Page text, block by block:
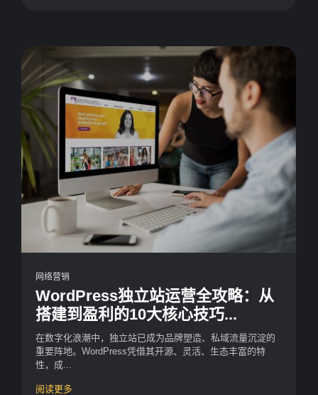
网络营销
WordPress独立站运营全攻略：从
搭建到盈利的10大核心技巧...
在数字化浪潮中，独立站已成为品牌塑造、私域流量沉淀的
重要阵地。WordPress凭借其开源、灵活、生态丰富的特
性，成...
阅读更多